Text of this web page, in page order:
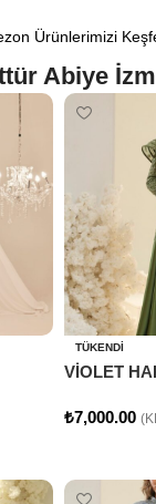
Ürünlerimizi
Abiye
TÜKENDI
VİOLET
₺7,000.00